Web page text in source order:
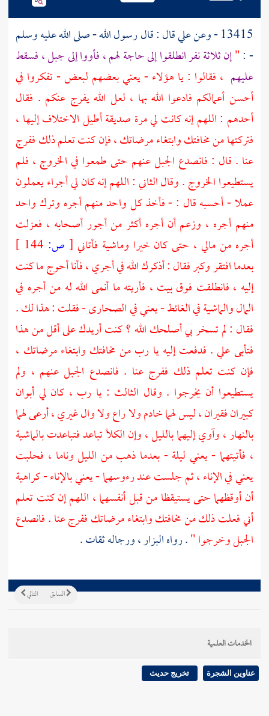
13415 - وعن عليقال : قال رسول الله - صلى الله عليه وسلم
- :
"إن ثلاثة نفر انطلقوا إلى حاجة لهم ، فأووا إلى جبل ، فسقط
عليهم ، فقالوا : يا هؤلاء - يعني بعضهم لبعض - تفكروا في
أحسن أعمالكم فادعوا الله بها ، لعل الله يفرج عنكم . فقال
أحدهم : اللهم إنه كانت لي مرة صديقة أطيل الاختلاف إليها ،
فتركتها من مخافتك وابتغاء مرضاتك ، فإن كنت تعلم ذلك ففرج
عنا . قال : فانصدع الجبل عنهم حتى طمعوا في الخروج ، فلم
يستطيعوا الخروج . وقال الثاني : اللهم إنه كان لي أجراء يعملون
عملا - أحسبه قال : - فأخذ كل واحد منهم أجره وترك واحد
منهم أجره ، وزعم أن أجره أكثر من أجور أصحابه ، فعزلت
أجره من مالي ، حتى كان خيرا وماشية فأتاني [ ص:
بعدما افتقر وكبر فقال : أذكرك الله في أجري ، فأنا أحوج ما كنت
إليه ، فانطلقت فوق بيت ، فأريته ما أنمى الله له من أجره في
المال والماشية في الغائط - يعني في الصحارى - فقلت : هذا لك .
فقال : لم تسخر بي أصلحك الله ؟ كنت أريدك على أقل من هذا
فتأبى علي . فدفعت إليه يا رب من مخافتك وابتغاء مرضاتك ،
فإن كنت تعلم ذلك ففرج عنا . فانصدع الجبل عنهم ، ولم
يستطيعوا أن يخرجوا . وقال الثالث : يا رب ، كان لي أبوان
كبيران فقيران ، ليس لهما خادم ولا راع ولا وال غيري ، أرعى لهما
بالنهار ، وآوي إليهما بالليل ، وإن الكلأ تباعد فتباعدت بالماشية
، فأتيتهما - يعني ليلة - بعدما ذهب من الليل وناما ، فحلبت
يعني في الإناء ، ثم جلست عند رءوسهما - يعني بالإناء - كراهية
أن أوقظهما حتى يستيقظا من قبل أنفسهما ، اللهم إن كنت تعلم
أني فعلت ذلك من مخافتك وابتغاء مرضاتك ففرج عنا . فانصدع
الجبل وخرجوا ". رواهالبزار، ورجاله ثقات .
التالي السابق
الخدمات العلمية
عناوين الشجرة تخريج حديث